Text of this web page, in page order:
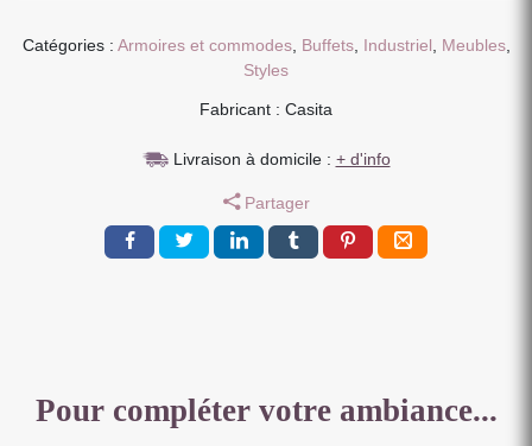
TIROIRS
TECK
RECYCLE
METAL
100
X
Catégories : Armoires et commodes, Buffets, Industriel Meubles,
Styles
Fabricant : Casita
Livraison à domicile : + d'info
Partager
Pour compléter votre ambiance...